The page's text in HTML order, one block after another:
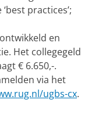
practices’;
en
Het collegegeld
€ 6.650,-.
via het
ugbs-cx.